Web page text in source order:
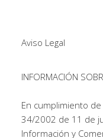
Aviso Legal
INFORMACIÓN
En cumplimiento
34/2002 de 11 de
Información y